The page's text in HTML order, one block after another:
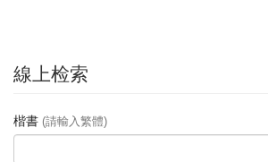
線上检索
楷書 (請輸入繁體)